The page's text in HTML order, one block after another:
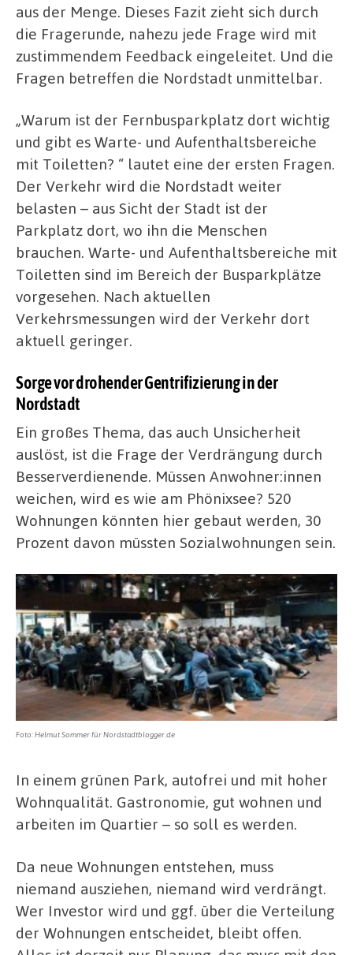
aus der Menge. Dieses Fazit zieht sich durch
die Fragerunde, nahezu jede Frage wird mit
zustimmendem Feedback eingeleitet. Und die
Fragen betreffen die Nordstadt unmittelbar.
„Warum ist der Fernbusparkplatz dort wichtig
und gibt es Warte- und Aufenthaltsbereiche
mit Toiletten? “ lautet eine der ersten Fragen.
Der Verkehr wird die Nordstadt weiter
belasten – aus Sicht der Stadt ist der
Parkplatz dort, wo ihn die Menschen
brauchen. Warte- und Aufenthaltsbereiche mit
Toiletten sind im Bereich der Busparkplätze
vorgesehen. Nach aktuellen
Verkehrsmessungen wird der Verkehr dort
aktuell geringer.
Sorge vor drohender Gentrifizierung in der
Nordstadt
Ein großes Thema, das auch Unsicherheit
auslöst, ist die Frage der Verdrängung durch
Besserverdienende. Müssen Anwohner:innen
weichen, wird es wie am Phönixsee? 520
Wohnungen könnten hier gebaut werden, 30
Prozent davon müssten Sozialwohnungen sein.
Foto: Helmut Sommer für Nordstadtblogger.de
In einem grünen Park, autofrei und mit hoher
Wohnqualität. Gastronomie, gut wohnen und
arbeiten im Quartier – so soll es werden.
Da neue Wohnungen entstehen, muss
niemand ausziehen, niemand wird verdrängt.
Wer Investor wird und ggf. über die Verteilung
der Wohnungen entscheidet, bleibt offen.